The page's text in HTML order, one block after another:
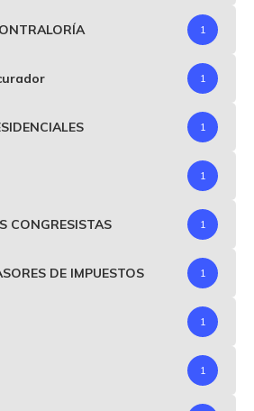
1
1
1
1
CONGRESISTAS 1
DE IMPUESTOS 1
1
1